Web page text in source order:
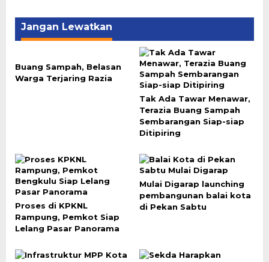
Jangan Lewatkan
Buang Sampah, Belasan
Warga Terjaring Razia
Tak Ada Tawar Menawar,
Terazia Buang Sampah
Sembarangan Siap-siap
Ditipiring
Proses di KPKNL
Rampung, Pemkot Siap
Lelang Pasar Panorama
Mulai Digarap launching
pembangunan balai kota
di Pekan Sabtu